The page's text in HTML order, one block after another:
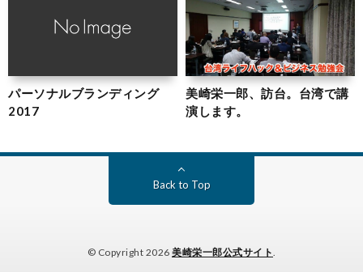
パーソナルブランディング
2017
美崎栄一郎、訪台。台湾で講
演します。
Back to Top
© Copyright 2026 美崎栄一郎公式サイト.